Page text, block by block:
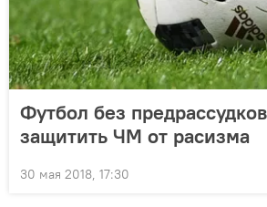
Футбол без
защитить ЧМ от расизма
30 мая 2018, 17:30